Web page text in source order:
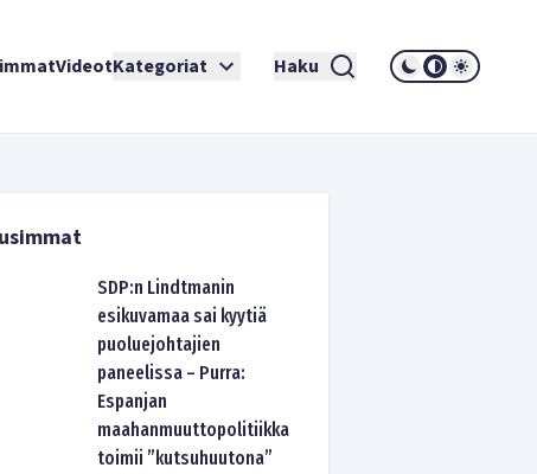
VideotKategoriat Haku
SDP:n Lindtmanin
esikuvamaa sai kyytiä
puoluejohtajien
paneelissa – Purra:
Espanjan
maahanmuuttopolitiikka
toimii ”kutsuhuutona”